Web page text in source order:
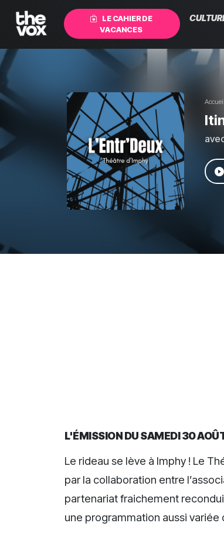
LE CAHIER DE
VACANCES
Accueil
L'ÉMISSION DU SAMEDI 30
Le rideau se lève à Imphy ! Le
par la collaboration entre
partenariat fraichement
une programmation aussi variée